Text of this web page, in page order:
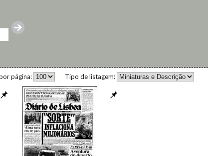
Tipo de listagem:
página: